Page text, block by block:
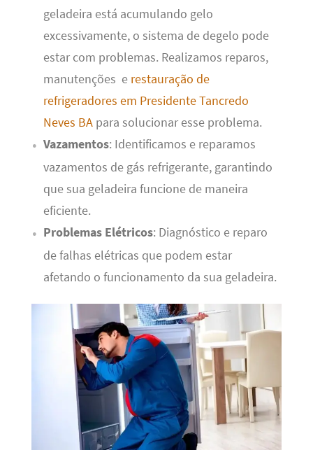
geladeira está acumulando gelo
excessivamente, o sistema de degelo pode
estar com problemas. Realizamos reparos,
manutenções e restauração de
refrigeradores em Presidente Tancredo
Neves BApara solucionar esse problema.
Vazamentos: Identificamos e reparamos
vazamentos de gás refrigerante, garantindo
que sua geladeira funcione de maneira
eficiente.
Problemas Elétricos: Diagnóstico e reparo
de falhas elétricas que podem estar
afetando o funcionamento da sua geladeira.